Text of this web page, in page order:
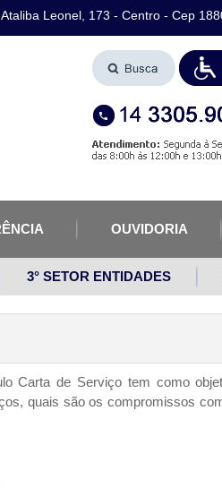
Leonel, 173 - Centro - Cep
OUVIDORIA
3° SETOR ENTIDADES
Carta de Serviço tem como
quais são os compromissos